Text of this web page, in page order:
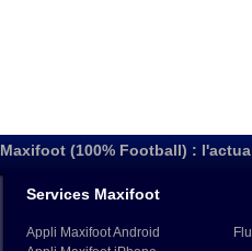
Maxifoot (100% Football) :
Services Maxifoot
Appli Maxifoot Android